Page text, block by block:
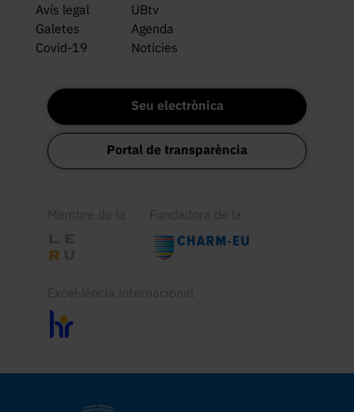
Avís legal
UBtv
Galetes
Agenda
Covid-19
Notícies
Seu electrònica
Portal de transparència
Membre de la Fundadora de la
Excel·lència internacional